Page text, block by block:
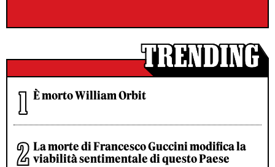
È morto William Orbit
La morte di Francesco Guccini modifica la
viabilità sentimentale di questo Paese